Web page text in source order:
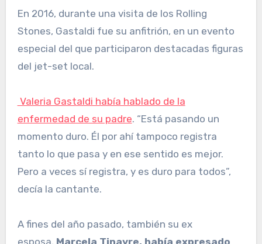
En 2016, durante una visita de los Rolling
Stones, Gastaldi fue su anfitrión, en un evento
especial del que participaron destacadas figuras
del jet-set local.
Valeria Gastaldi había hablado de la
enfermedad de su padre. “Está pasando un
momento duro. Él por ahí tampoco registra
tanto lo que pasa y en ese sentido es mejor.
Pero a veces sí registra, y es duro para todos”,
decía la cantante.
A fines del año pasado, también su ex